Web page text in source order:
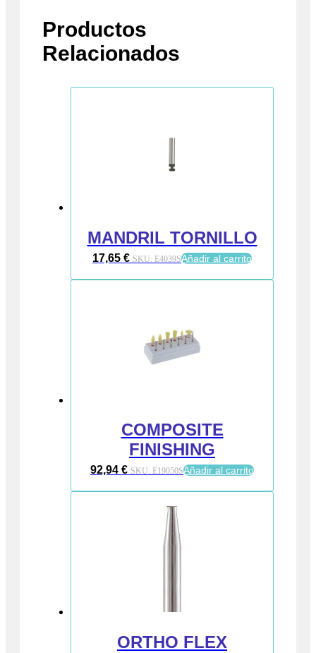
Productos
Relacionados
MANDRIL TORNILLO
17,65 € SKU: E4039SAñadir al carrito
COMPOSITE
FINISHING
92,94 € SKU: E19050SAñadir al carrito
ORTHO FLEX